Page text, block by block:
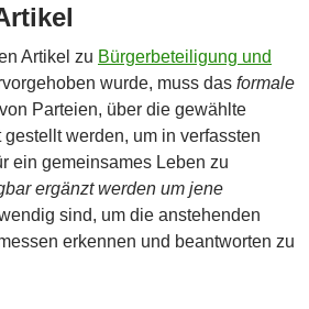
Artikel zu Bürgerbeteiligung und
wurde, muss das formale
Parteien, über die gewählte
werden, um in verfassten
ein gemeinsames Leben zu
ergänzt werden um jene
sind, um die anstehenden
erkennen und beantworten zu